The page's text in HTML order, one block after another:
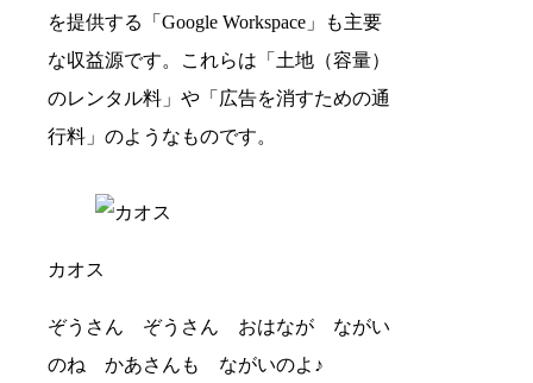
を提供する「Google Workspace」も主要
な収益源です。これらは「土地（容量）
のレンタル料」や「広告を消すための通
行料」のようなものです。
カオス
ぞうさん ぞうさん おはなが ながい
のね かあさんも ながいのよ♪